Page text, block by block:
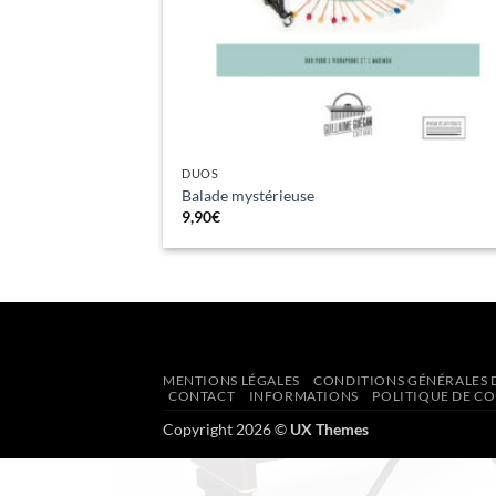
DUOS
Balade mystérieuse
9,90€
MENTIONS LÉGALES CONDITIONS GÉNÉRALES
CONTACT
INFORMATIONS POLITIQUE DE
Copyright 2026 © UX Themes